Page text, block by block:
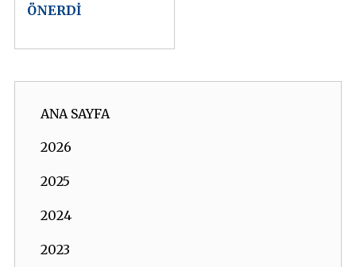
ÖNERDİ
ANA SAYFA
2026
2025
2024
2023